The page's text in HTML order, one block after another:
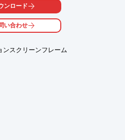
ルの投入を検知）などの設定ができ
は異なり、時代の変化、業務の変更
み替えも行えます
ンロード
い合わせ
ンスクリーンフレーム